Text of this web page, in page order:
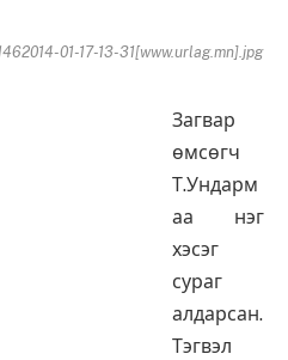
01-17-13-31[www.urlag.mn].jpg
Загвар
өмсөгч
Т.Ундарм
аа нэг
хэсэг
сураг
алдарсан.
Тэгвэл